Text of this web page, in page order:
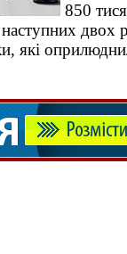
850
двох
які